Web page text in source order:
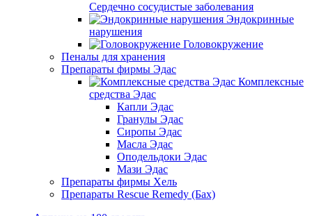
Сердечно сосудистые заболевания
Эндокринные
нарушения
Головокружение
Пеналы для хранения
Препараты фирмы Эдас
Комплексные
средства Эдас
Капли Эдас
Гранулы Эдас
Сиропы Эдас
Масла Эдас
Оподельдоки Эдас
Мази Эдас
Препараты фирмы Хель
Препараты Rescue Remedy (Бах)